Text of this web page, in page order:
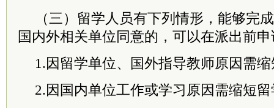
（三）留学人员有下列情形，能够完
国内外相关单位同意的，可以在派出前
1.因留学单位、国外指导教师原因需
2.因国内单位工作或学习原因需缩短